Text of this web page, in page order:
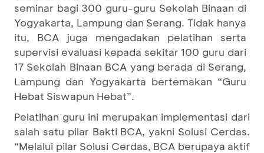
seminar bagi 300 guru-guru Sekolah Binaan di
Yogyakarta, Lampung dan Serang. Tidak hanya
itu, BCA juga mengadakan pelatihan serta
supervisi evaluasi kepada sekitar 100 guru dari
17 Sekolah Binaan BCA yang berada di Serang,
Lampung dan Yogyakarta bertemakan “Guru
Hebat Siswapun Hebat”.
Pelatihan guru ini merupakan implementasi dari
salah satu pilar Bakti BCA, yakni Solusi Cerdas.
“Melalui pilar Solusi Cerdas, BCA berupaya aktif